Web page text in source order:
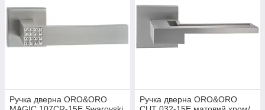
Ручка дверна ORO&ORO
Ручка дверна ORO&ORO